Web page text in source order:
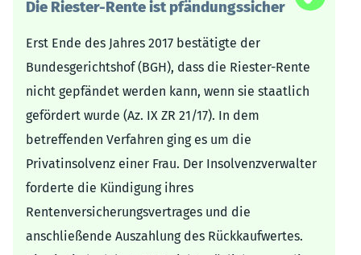
Die Riester-Rente ist pfändungssicher
Erst Ende des Jahres 2017 bestätigte der
Bundesgerichtshof (BGH), dass die Riester-Rente
nicht gepfändet werden kann, wenn sie staatlich
gefördert wurde (Az. IX ZR 21/17). In dem
betreffenden Verfahren ging es um die
Privatinsolvenz einer Frau. Der Insolvenzverwalter
forderte die Kündigung ihres
Rentenversicherungsvertrages und die
anschließende Auszahlung des Rückkaufwertes.